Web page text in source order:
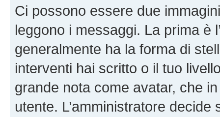
Ci possono essere due
leggono i messaggi. La prima è
generalmente ha la forma di
interventi hai scritto o il tuo
grande nota come avatar, che
utente. L’amministratore